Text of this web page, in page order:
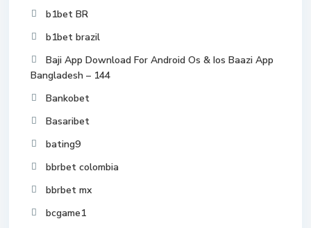
b1bet BR
b1bet brazil
Baji App Download For Android Os & Ios Baazi App
Bangladesh – 144
Bankobet
Basaribet
bating9
bbrbet colombia
bbrbet mx
bcgame1